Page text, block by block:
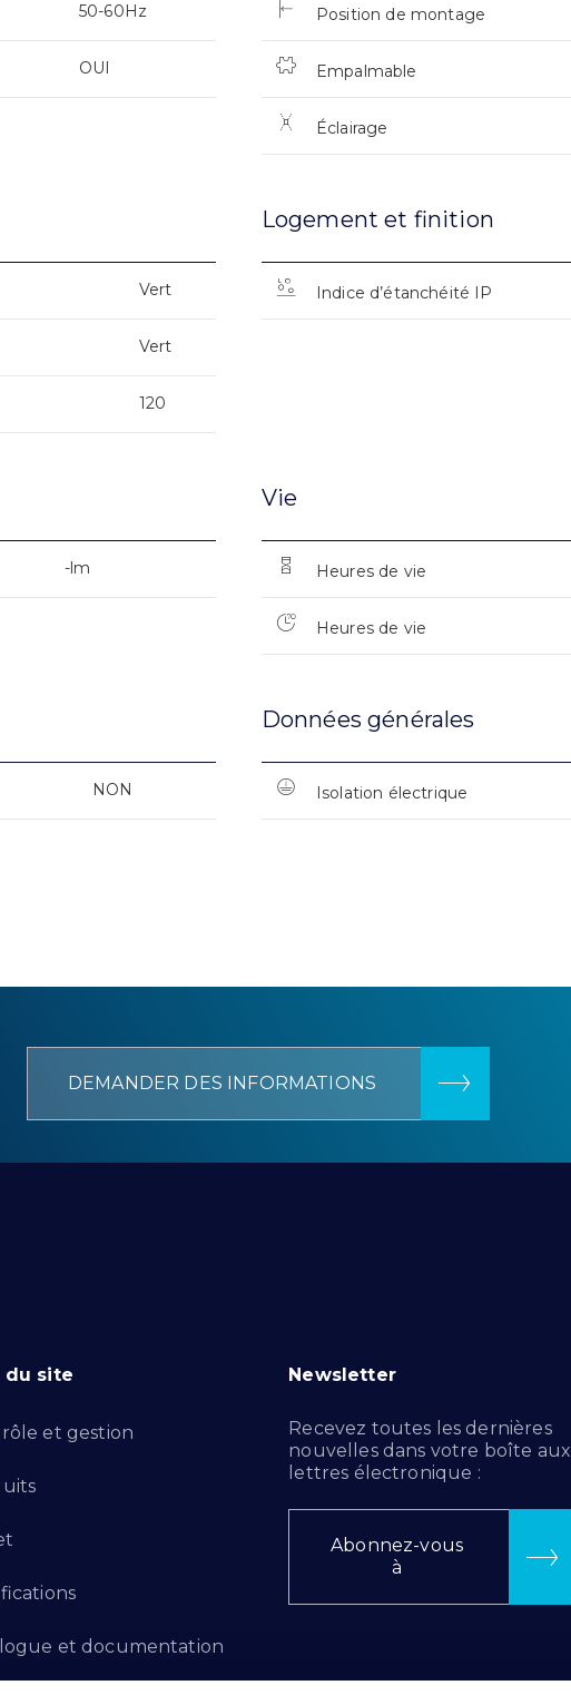
50-60Hz
OUI
Position de montage
Empalmable
Éclairage
Vert
Vert
120
Logement et finition
Indice d’étanchéité IP
-lm
Vie
Heures de vie
Heures de vie
NON
Données générales
Isolation électrique
DEMANDER DES INFORMATIONS
du site
et gestion
et documentation
Newsletter
Recevez toutes les dernières
nouvelles dans votre boîte aux
lettres électronique :
Abonnez-vous
à